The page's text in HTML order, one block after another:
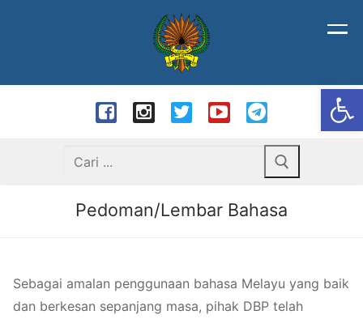
Carian
Pedoman/Lembar Bahasa
Sebagai amalan penggunaan bahasa Melayu yang baik
dan berkesan sepanjang masa, pihak DBP telah